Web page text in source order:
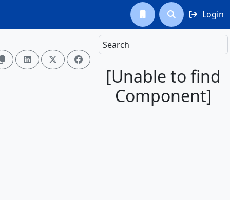
  Login
Search
[Unable to find
Component]
  